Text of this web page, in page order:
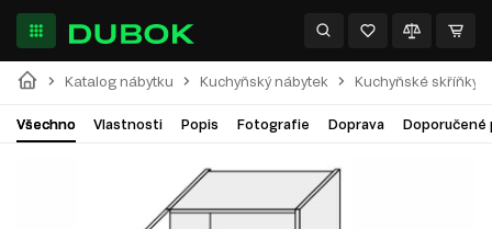
Katalog nábytku Kuchyňský nábytek Kuchyňské skříňky
Všechno Vlastnosti Popis Fotografie Doprava Doporučené